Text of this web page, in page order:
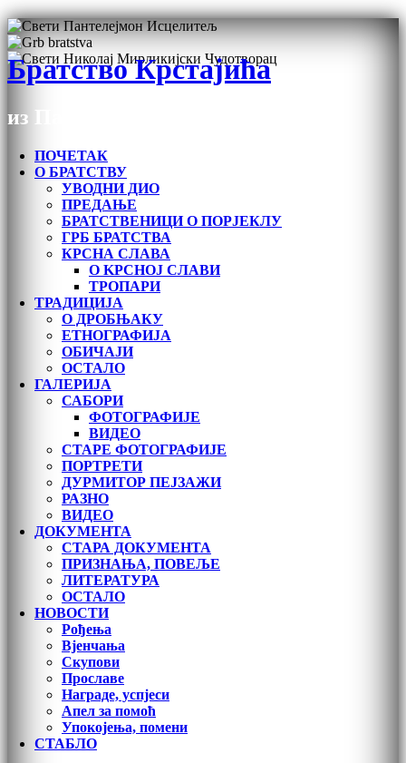
Братство Крстајића
из Пашине Воде под Дурмитором
ПОЧЕТАК
О БРАТСТВУ
УВОДНИ ДИО
ПРЕДАЊЕ
БРАТСТВЕНИЦИ О ПОРЈЕКЛУ
ГРБ БРАТСТВА
КРСНА СЛАВА
О KРСНОЈ СЛАВИ
ТРОПАРИ
ТРАДИЦИЈА
О ДРОБЊАКУ
ЕТНОГРАФИЈА
ОБИЧАЈИ
ОСТАЛО
ГАЛЕРИЈА
САБОРИ
ФОТОГРАФИЈЕ
ВИДЕО
СТАРЕ ФОТОГРАФИЈЕ
ПОРТРЕТИ
ДУРМИТОР ПЕЈЗАЖИ
РАЗНО
ВИДЕО
ДОКУМЕНТА
СТАРА ДОКУМЕНТА
ПРИЗНАЊА, ПОВЕЉЕ
ЛИТЕРАТУРА
ОСТАЛО
НОВОСТИ
Рођења
Вјенчања
Скупови
Прославе
Награде, успјеси
Апел за помоћ
Упокојења, помени
СТАБЛО